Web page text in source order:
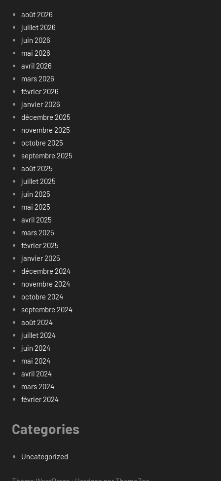
août 2026
juillet 2026
juin 2026
mai 2026
avril 2026
mars 2026
février 2026
janvier 2026
décembre 2025
novembre 2025
octobre 2025
septembre 2025
août 2025
juillet 2025
juin 2025
mai 2025
avril 2025
mars 2025
février 2025
janvier 2025
décembre 2024
novembre 2024
octobre 2024
septembre 2024
août 2024
juillet 2024
juin 2024
mai 2024
avril 2024
mars 2024
février 2024
Categories
Uncategorized